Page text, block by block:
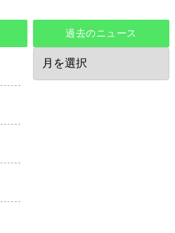
過去のニュース
過
の